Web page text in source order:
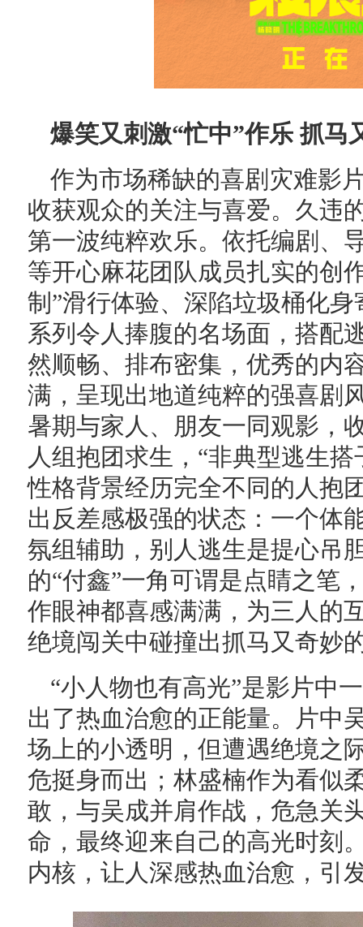
爆笑又刺激“忙中”作乐 抓马
作为市场稀缺的喜剧灾难影
收获观众的关注与喜爱。久违
第一波纯粹欢乐。依托编剧、
等开心麻花团队成员扎实的创
制”滑行体验、深陷垃圾桶化
系列令人捧腹的名场面，搭配
然顺畅、排布密集，优秀的内
满，呈现出地道纯粹的强喜剧
暑期与家人、朋友一同观影，
人组抱团求生，“非典型逃生
性格背景经历完全不同的人抱
出反差感极强的状态：一个体
氛组辅助，别人逃生是提心吊
的“付鑫”一角可谓是点睛之笔
作眼神都喜感满满，为三人的
绝境闯关中碰撞出抓马又奇妙
“小人物也有高光”是影片中
出了热血治愈的正能量。片中
场上的小透明，但遭遇绝境之
危挺身而出；林盛楠作为看似
敢，与吴成并肩作战，危急关
命，最终迎来自己的高光时刻
内核，让人深感热血治愈，引